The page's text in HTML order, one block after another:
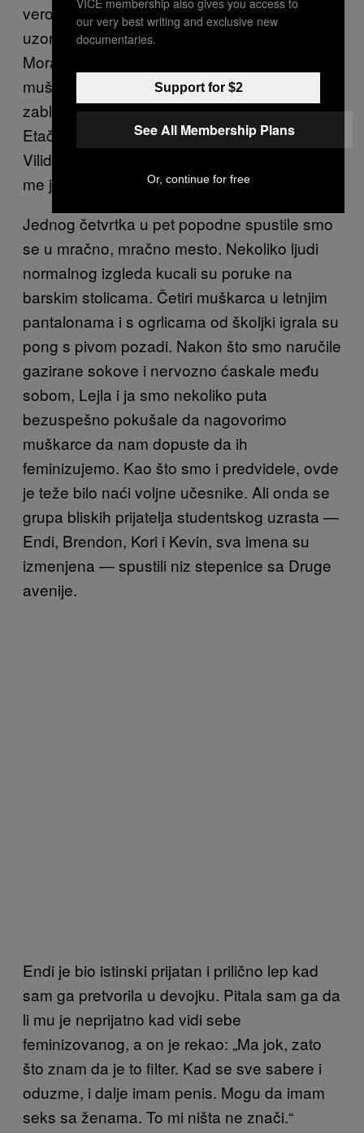
verovatno ne mogu smatrati reprezentativnim
uzorkom prosečnog američkog muškarca.
Morala sam da se složim s tim — ima drugih
muškaraca koji žive još dublje ispod granice
zabluda o muškosti. Moja koleginica Lejla
Etačfini i ja odlučile smo da ih potražimo u Ist
Vilidžu, u baru u kom nikad nisam bila ali koji
me je oduvek odbijao.
Jednog četvrtka u pet popodne spustile smo
se u mračno, mračno mesto. Nekoliko ljudi
normalnog izgleda kucali su poruke na
barskim stolicama. Četiri muškarca u letnjim
pantalonama i s ogrlicama od školjki igrala su
pong s pivom pozadi. Nakon što smo naručile
gazirane sokove i nervozno ćaskale među
sobom, Lejla i ja smo nekoliko puta
bezuspešno pokušale da nagovorimo
muškarce da nam dopuste da ih
feminizujemo. Kao što smo i predvidele, ovde
je teže bilo naći voljne učesnike. Ali onda se
grupa bliskih prijatelja studentskog uzrasta —
Endi, Brendon, Kori i Kevin, sva imena su
izmenjena — spustili niz stepenice sa Druge
avenije.
Endi je bio istinski prijatan i prilično lep kad
sam ga pretvorila u devojku. Pitala sam ga da
li mu je neprijatno kad vidi sebe
feminizovanog, a on je rekao: „Ma jok, zato
što znam da je to filter. Kad se sve sabere i
oduzme, i dalje imam penis. Mogu da imam
seks sa ženama. To mi ništa ne znači.“
our very best writing and exclusive new
documentaries.
Support for $2
See All Membership Plans
Or, continue for free